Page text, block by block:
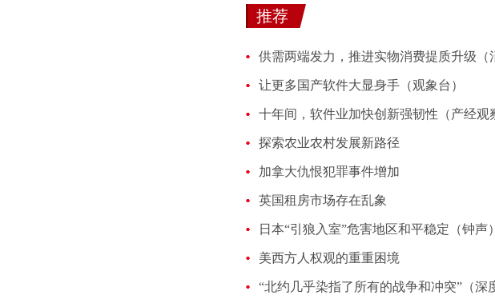
推荐
让更多国产软件大显身手（观象台）
探索农业农村发展新路径
加拿大仇恨犯罪事件增加
英国租房市场存在乱象
日本“引狼入室”危害地区和平稳定（钟声）
美西方人权观的重重困境